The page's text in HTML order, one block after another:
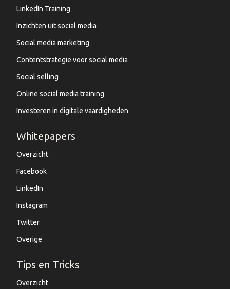
LinkedIn Training
Inzichten uit social media
Social media marketing
Contentstrategie voor social media
Social selling
Online social media training
Investeren in digitale vaardigheden
Whitepapers
Overzicht
Facebook
LinkedIn
Instagram
Twitter
Overige
Tips en Tricks
Overzicht